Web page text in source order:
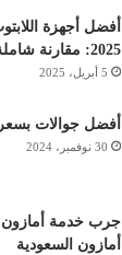
أفضل أجهزة
2025: مقارنة شاملة
5 أبريل، 2025
أفضل جوالات بسعرأقل من
30 نوفمبر، 2024
جرب خدمة أمازون
أمازون السعودية